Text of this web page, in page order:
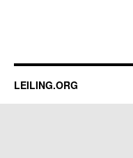
LEILING.ORG